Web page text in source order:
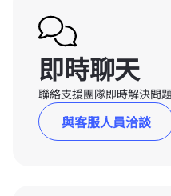
即時聊天
聯絡支援團隊即時解決問
與客服人員洽談